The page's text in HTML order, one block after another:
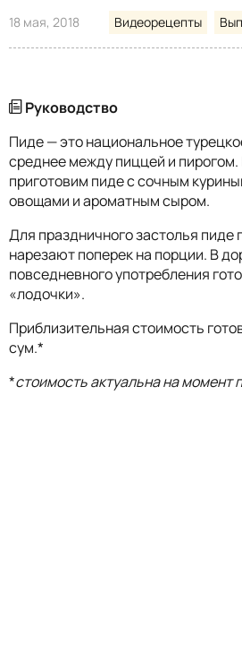
18 мая, 2018 Видеорецепты
Руководство
Пиде — это национальное
среднее между пиццей и
приготовим пиде с сочным
овощами и ароматным сыром.
Для праздничного застолья пиде
нарезают поперек на порции. В
повседневного употребления
«лодочки».
Приблизительная стоимость
сум.*
*стоимость актуальна на момент